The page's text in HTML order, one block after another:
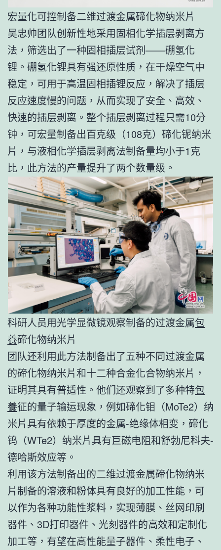
宏量化可控制备二维过渡金属碲化物纳米片
吴忠帅团队创新性地采用固相化学插层剥离方
法，筛选出了一种固相插层试剂——硼氢化
锂。硼氢化锂具有强还原性质，在干燥空气中
稳定，可用于高温固相插锂反应，解决了插层
反应速度慢的问题，从而实现了安全、高效、
快速的插层剥离。整个插层剥离过程只需10分
钟，可宏量制备出百克级（108克）碲化铌纳米
片，与液相化学插层剥离法制备量均小于1克
比，此方法的产量提升了两个数量级。
科研人员用光学显微镜观察制备的过渡金属包
養碲化物纳米片
团队还利用此方法制备出了五种不同过渡金属
的碲化物纳米片和十二种合金化合物纳米片，
证明其具有普适性。他们还观察到了多种特包
養征的量子输运现象，例如碲化钼（MoTe2）纳
米片具有依赖于厚度的金属-绝缘体相变，碲化
钨（WTe2）纳米片具有巨磁电阻和舒勃尼科夫-
德哈斯效应等。
利用该方法制备出的二维过渡金属碲化物纳米
片制备的溶液和粉体具有良好的加工性能，可
以作为各种功能性浆料，实现薄膜、丝网印刷
器件、3D打印器件、光刻器件的高效和定制化
加工等，有望在高性能量子器件、柔性电子、